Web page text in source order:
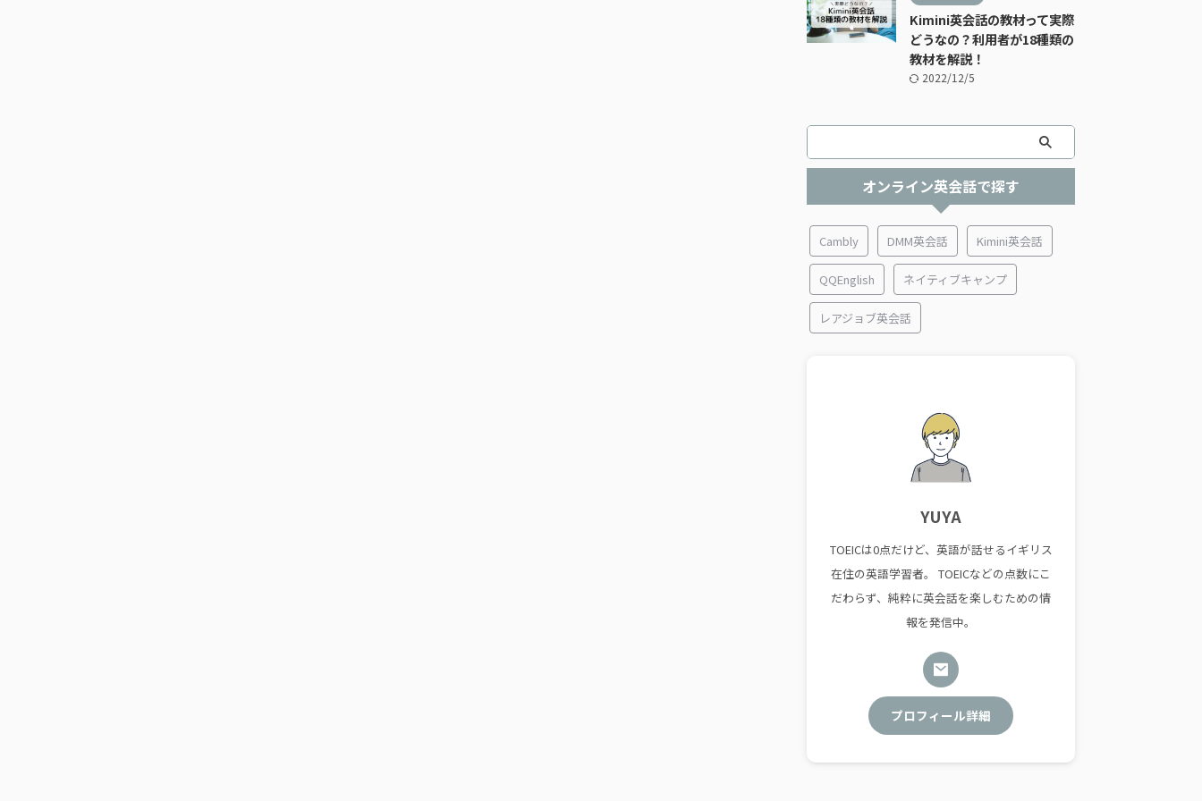
Kimini英会話の教材って実際
どうなの？利用者が18種類の
教材を解説！
2022/12/5
オンライン英会話で探す
Cambly DMM英会話 Kimini英会話
QQEnglish ネイティブキャンプ
レアジョブ英会話
YUYA
TOEICは0点だけど、英語が話せるイギリス
在住の英語学習者。 TOEICなどの点数にこ
だわらず、純粋に英会話を楽しむための情
報を発信中。
プロフィール詳細